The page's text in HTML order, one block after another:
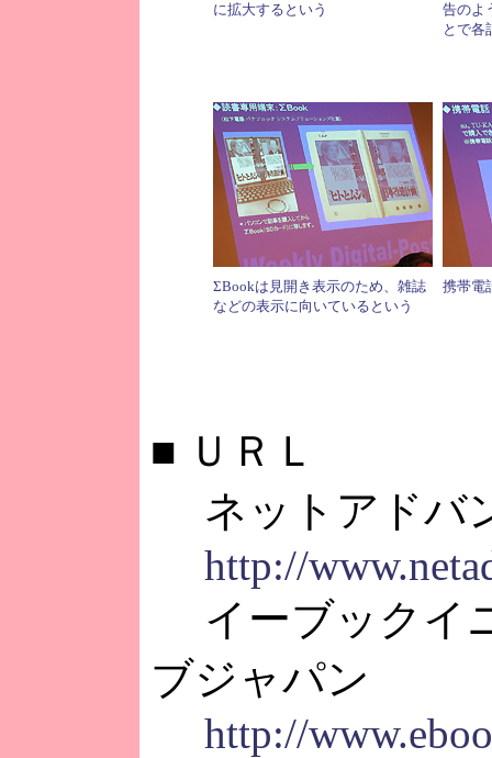
に拡大するという
告のよ
とで各
ΣBookは見開き表示のため、雑誌
などの表示に向いているという
携帯電
■ ＵＲＬ
ネットアドバ
http://
イーブックイ
ブジャパン
http://